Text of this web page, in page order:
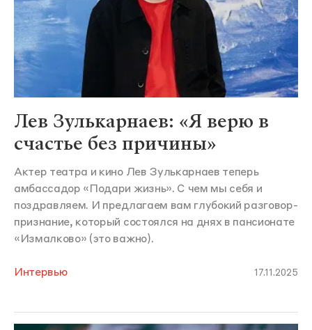
Лев Зулькарнаев: «Я верю в
счастье без причины»
Актер театра и кино Лев Зулькарнаев теперь
амбассадор «Подари жизнь». С чем мы себя и
поздравляем. И предлагаем вам глубокий разговор-
признание, который состоялся на днях в пансионате
«Измалково» (это важно).
Интервью 17.11.2025